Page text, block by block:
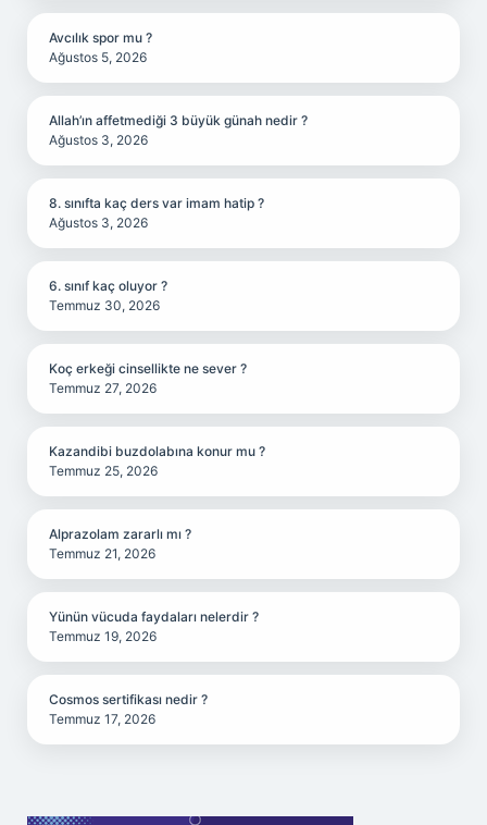
Avcılık spor mu ?
Ağustos 5, 2026
Allah’ın affetmediği 3 büyük günah nedir ?
Ağustos 3, 2026
8. sınıfta kaç ders var imam hatip ?
Ağustos 3, 2026
6. sınıf kaç oluyor ?
Temmuz 30, 2026
Koç erkeği cinsellikte ne sever ?
Temmuz 27, 2026
Kazandibi buzdolabına konur mu ?
Temmuz 25, 2026
Alprazolam zararlı mı ?
Temmuz 21, 2026
Yünün vücuda faydaları nelerdir ?
Temmuz 19, 2026
Cosmos sertifikası nedir ?
Temmuz 17, 2026